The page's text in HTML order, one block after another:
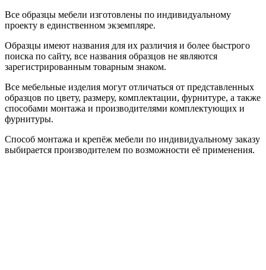
Все образцы мебели изготовлены по индивидуальному
проекту в единственном экземпляре.
Образцы имеют названия для их различия и более быстрого
поиска по сайту, все названия образцов не являются
зарегистрированным товарным знаком.
Все мебельные изделия могут отличаться от представленных
образцов по цвету, размеру, комплектации, фурнитуре, а также
способами монтажа и производителями комплектующих и
фурнитуры.
Способ монтажа и крепёж мебели по индивидуальному заказу
выбирается производителем по возможности её применения.